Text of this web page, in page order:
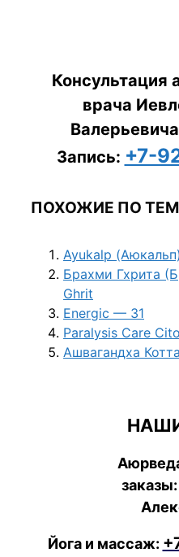
Консультация
врача
Запись: +7-
ПОХОЖИЕ ПО
Ayukalp (Аюкальп)
Брахми Гхрита
Ghrit
Energic — 31
Paralysis Care
Ашвагандха
заказы:
Йога и массаж: